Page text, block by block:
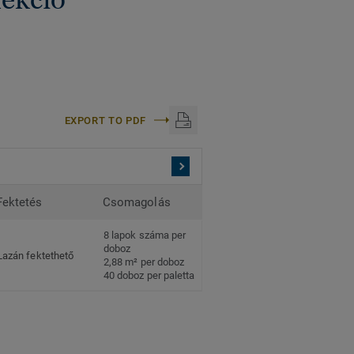
EXPORT TO PDF
Csomagolás
fektethető
8 lapok száma per
doboz
2,88 m² per doboz
40 doboz per paletta